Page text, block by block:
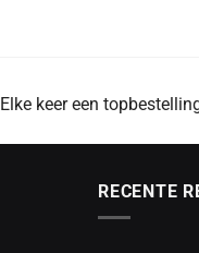
Elke keer een
RECENTE